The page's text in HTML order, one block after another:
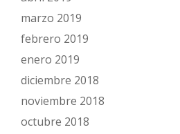
marzo 2019
febrero 2019
enero 2019
diciembre 2018
noviembre 2018
octubre 2018